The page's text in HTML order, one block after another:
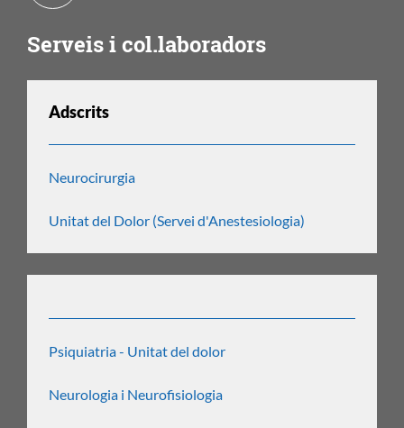
PROFESSIONAL
Serveis i col.laboradors
Adscrits
Neurocirurgia
Unitat del Dolor (Servei d'Anestesiologia)
Psiquiatria - Unitat del dolor
Neurologia i Neurofisiologia